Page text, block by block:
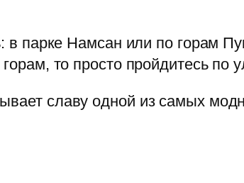
в парке Намсан или по горам
то просто пройдитесь по
славу одной из самых